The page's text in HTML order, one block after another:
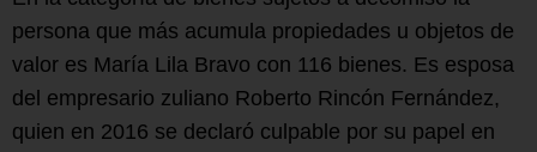
persona que más acumula propiedades u objetos de
valor es María Lila Bravo con 116 bienes. Es esposa
del empresario zuliano Roberto Rincón Fernández,
quien en 2016 se declaró culpable por su papel en